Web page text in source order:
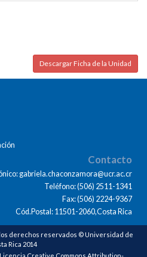
Descargar Ficha de la Unidad
Contacto
gabriela.chaconzamora@ucr.ac.cr
Teléfono: (506) 2511-1341
Fax: (506) 2224-9367
Cód.Postal: 11501-2060,Costa Rica
derechos reservados © Universidad de
Rica 2014